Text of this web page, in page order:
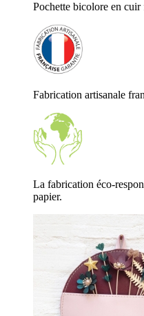
Pochette bicolore en
Fabrication artisanale
La fabrication éco-
papier.